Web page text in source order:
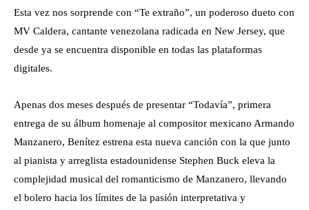
Esta vez nos sorprende con “Te extraño”, un poderoso dueto con
MV Caldera, cantante venezolana radicada en New Jersey, que
desde ya se encuentra disponible en todas las plataformas
digitales.
Apenas dos meses después de presentar “Todavía”, primera
entrega de su álbum homenaje al compositor mexicano Armando
Manzanero, Benítez estrena esta nueva canción con la que junto
al pianista y arreglista estadounidense Stephen Buck eleva la
complejidad musical del romanticismo de Manzanero, llevando
el bolero hacia los límites de la pasión interpretativa y